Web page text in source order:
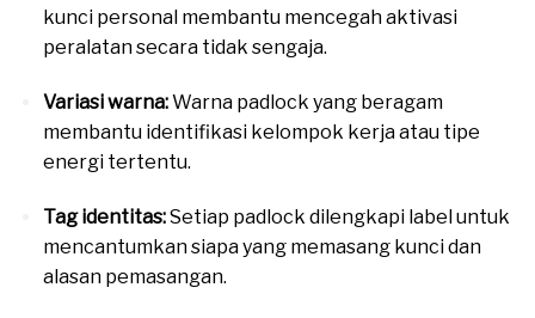
kunci personal membantu mencegah aktivasi
peralatan secara tidak sengaja.
Variasi warna:Warna padlock yang beragam
membantu identifikasi kelompok kerja atau tipe
energi tertentu.
Tag identitas:Setiap padlock dilengkapi label untuk
mencantumkan siapa yang memasang kunci dan
alasan pemasangan.